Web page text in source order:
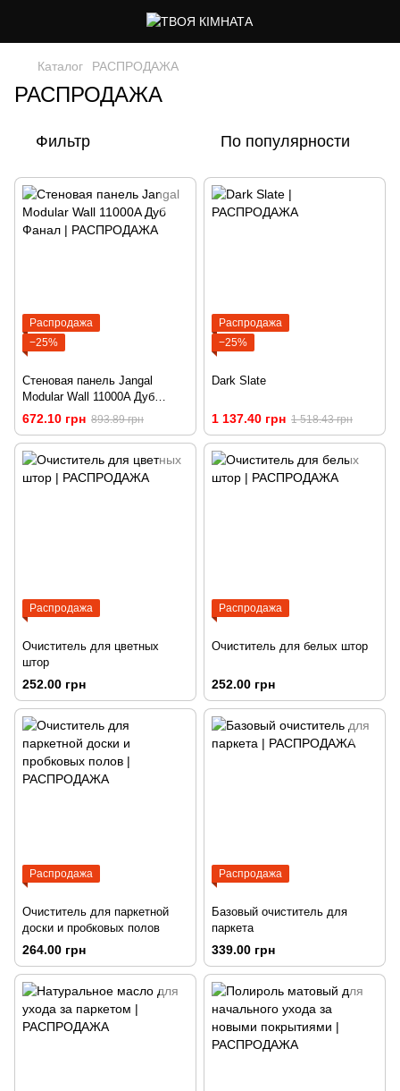
Каталог РАСПРОДАЖА
РАСПРОДАЖА
Фильтр По популярности
Распродажа
−25%
Стеновая панель Jangal
Modular Wall 11000A Дуб
Фанал
672.10 грн 893.89 грн
Распродажа
−25%
Dark Slate
1 137.40 грн 1 518.43 грн
Распродажа
Очиститель для цветных
штор
252.00 грн
Распродажа
Очиститель для белых штор
252.00 грн
Распродажа
Очиститель для паркетной
доски и пробковых полов
264.00 грн
Распродажа
Базовый очиститель для
паркета
339.00 грн